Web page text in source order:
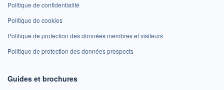
Politique de confidentialité
Politique de cookies
Politique de protection des données membres et visiteurs
Politique de protection des données prospects
Guides et brochures